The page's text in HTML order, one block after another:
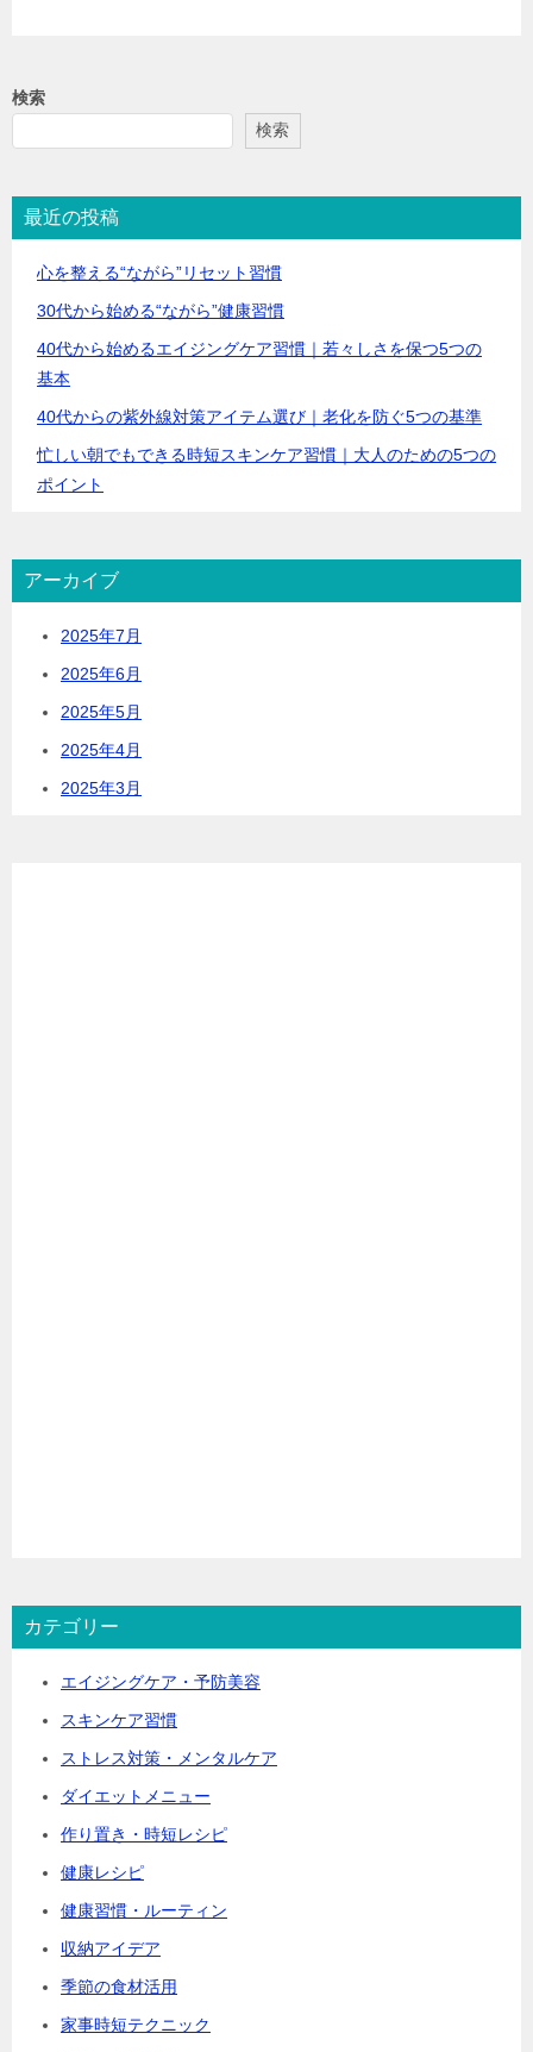
検索
検索
最近の投稿
心を整える“ながら”リセット習慣
30代から始める“ながら”健康習慣
40代から始めるエイジングケア習慣｜若々しさを保つ5つの
基本
40代からの紫外線対策アイテム選び｜老化を防ぐ5つの基準
忙しい朝でもできる時短スキンケア習慣｜大人のための5つの
ポイント
アーカイブ
2025年7月
2025年6月
2025年5月
2025年4月
2025年3月
カテゴリー
エイジングケア・予防美容
スキンケア習慣
ストレス対策・メンタルケア
ダイエットメニュー
作り置き・時短レシピ
健康レシピ
健康習慣・ルーティン
収納アイデア
季節の食材活用
家事時短テクニック